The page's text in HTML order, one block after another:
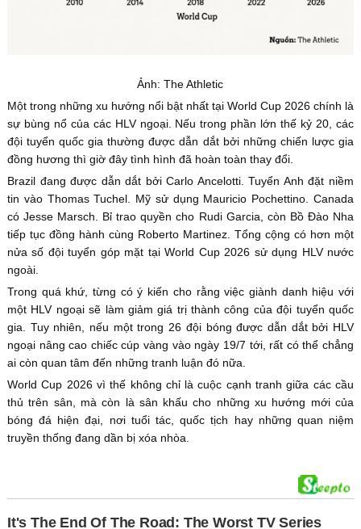
Ảnh: The Athletic
Một trong những xu hướng nổi bật nhất tại World Cup 2026 chính là
sự bùng nổ của các HLV ngoại. Nếu trong phần lớn thế kỷ 20, các
đội tuyển quốc gia thường được dẫn dắt bởi những chiến lược gia
đồng hương thì giờ đây tình hình đã hoàn toàn thay đổi.
Brazil đang được dẫn dắt bởi Carlo Ancelotti. Tuyển Anh đặt niềm
tin vào Thomas Tuchel. Mỹ sử dụng Mauricio Pochettino. Canada
có Jesse Marsch. Bỉ trao quyền cho Rudi Garcia, còn Bồ Đào Nha
tiếp tục đồng hành cùng Roberto Martinez. Tổng cộng có hơn một
nửa số đội tuyển góp mặt tại World Cup 2026 sử dụng HLV nước
ngoài.
Trong quá khứ, từng có ý kiến cho rằng việc giành danh hiệu với
một HLV ngoại sẽ làm giảm giá trị thành công của đội tuyển quốc
gia. Tuy nhiên, nếu một trong 26 đội bóng được dẫn dắt bởi HLV
ngoại nâng cao chiếc cúp vàng vào ngày 19/7 tới, rất có thể chẳng
ai còn quan tâm đến những tranh luận đó nữa.
World Cup 2026 vì thế không chỉ là cuộc cạnh tranh giữa các cầu
thủ trên sân, mà còn là sân khấu cho những xu hướng mới của
bóng đá hiện đại, nơi tuổi tác, quốc tịch hay những quan niệm
truyền thống đang dần bị xóa nhòa.